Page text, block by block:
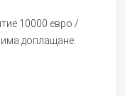
10000 евро /
има доплащане.